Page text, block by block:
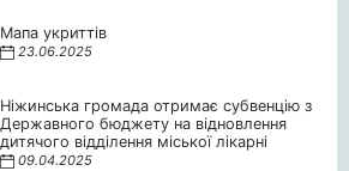
Мапа укриттів
23.06.2025
Ніжинська громада отримає субвенцію з
Державного бюджету на відновлення
дитячого відділення міської лікарні
09.04.2025